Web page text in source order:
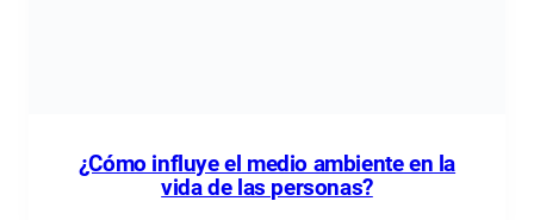
¿Cómo influye el medio ambiente en la
vida de las personas?